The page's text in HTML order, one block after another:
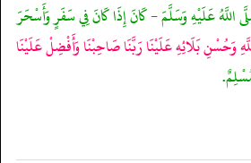
صَلَّى اللَّهُ عَلَيْهِ وَسَلَّمَ - كَانَ إِذَا كَانَ فِي سَفَرٍ وَأَسْحَرَ
وَحُسْنِ بَلَائِهِ عَلَيْنَا رَبَّنَا صَاحِبْنَا وَأَفْضِلْ عَلَيْنَا